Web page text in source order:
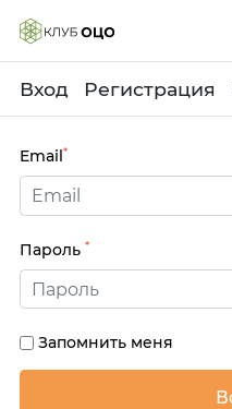
Вход Регистрация
Email*
Пароль *
Запомнить меня